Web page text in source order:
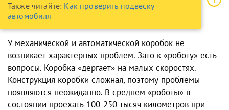
Также читайте: Как проверить подвеску
автомобиля
У механической и автоматической коробок не
возникает характерных проблем. Зато к «роботу» есть
вопросы. Коробка «дергает» на малых скоростях.
Конструкция коробки сложная, поэтому проблемы
появляются неожиданно. В среднем «роботы» в
состоянии проехать 100-250 тысяч километров при